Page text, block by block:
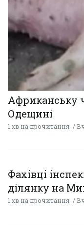
Африканську
Одещині
1 хв на прочитання
Фахівці
ділянку на
1 хв на прочитання